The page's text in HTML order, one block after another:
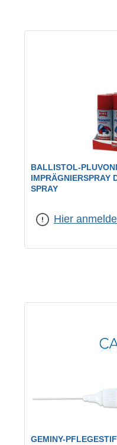
BALLISTOL-
IMPRÄGNIERSPRAY
SPRAY
Hier
GEMINY-